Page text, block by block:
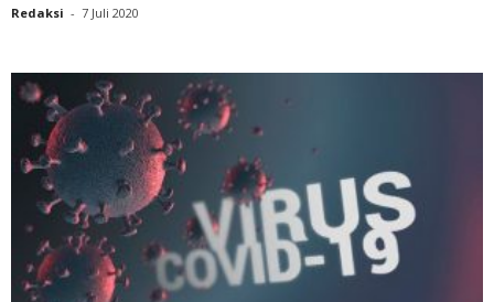
Redaksi - 7 Juli 2020